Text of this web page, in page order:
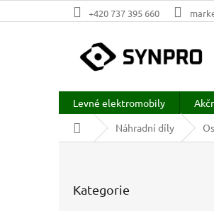
na
+420 737 395 660
Levné elektromobily
Domů
Náhradní díly
kategorie
Kategorie